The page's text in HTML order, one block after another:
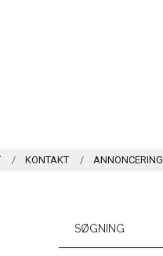
KONTAKT ANNONCERING